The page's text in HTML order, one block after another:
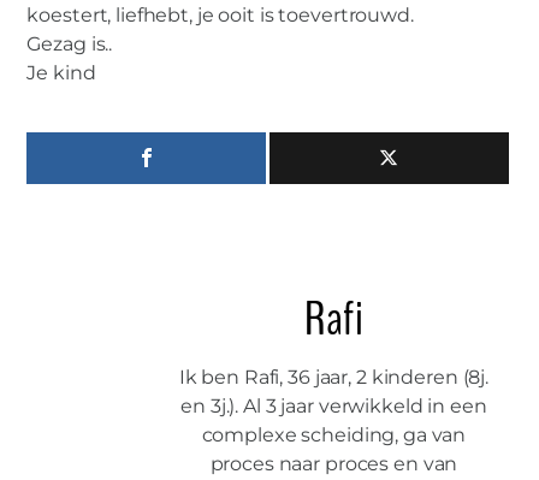
koestert, liefhebt, je ooit is toevertrouwd.
Gezag is..
Je kind
Rafi
Ik ben Rafi, 36 jaar, 2 kinderen (8j.
en 3j.). Al 3 jaar verwikkeld in een
complexe scheiding, ga van
proces naar proces en van